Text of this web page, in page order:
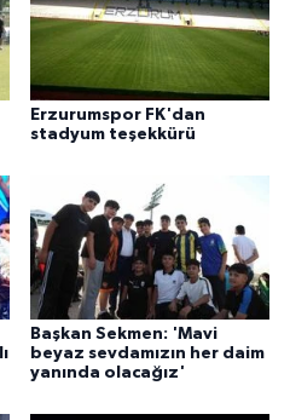
Erzurumspor FK'dan
stadyum teşekkürü
Başkan Sekmen: 'Mavi
beyaz sevdamızın her daim
yanında olacağız'